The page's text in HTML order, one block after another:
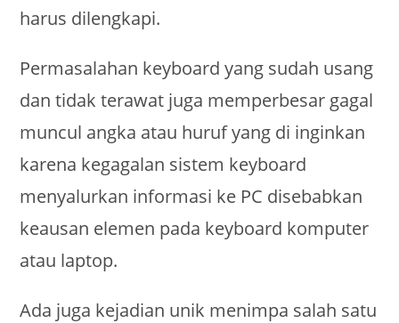
harus dilengkapi.
Permasalahan keyboard yang sudah usang
dan tidak terawat juga memperbesar gagal
muncul angka atau huruf yang di inginkan
karena kegagalan sistem keyboard
menyalurkan informasi ke PC disebabkan
keausan elemen pada keyboard komputer
atau laptop.
Ada juga kejadian unik menimpa salah satu